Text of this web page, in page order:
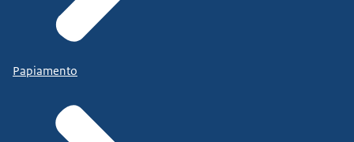
Papiamento